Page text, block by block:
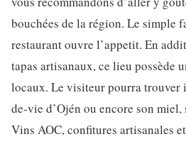
bouchées de la région. Le simple
restaurant ouvre l’appetit. En
tapas artisanaux, ce lieu possède
locaux. Le visiteur pourra trouver
de-vie d’Ojén ou encore son
Vins AOC, confitures artisanales